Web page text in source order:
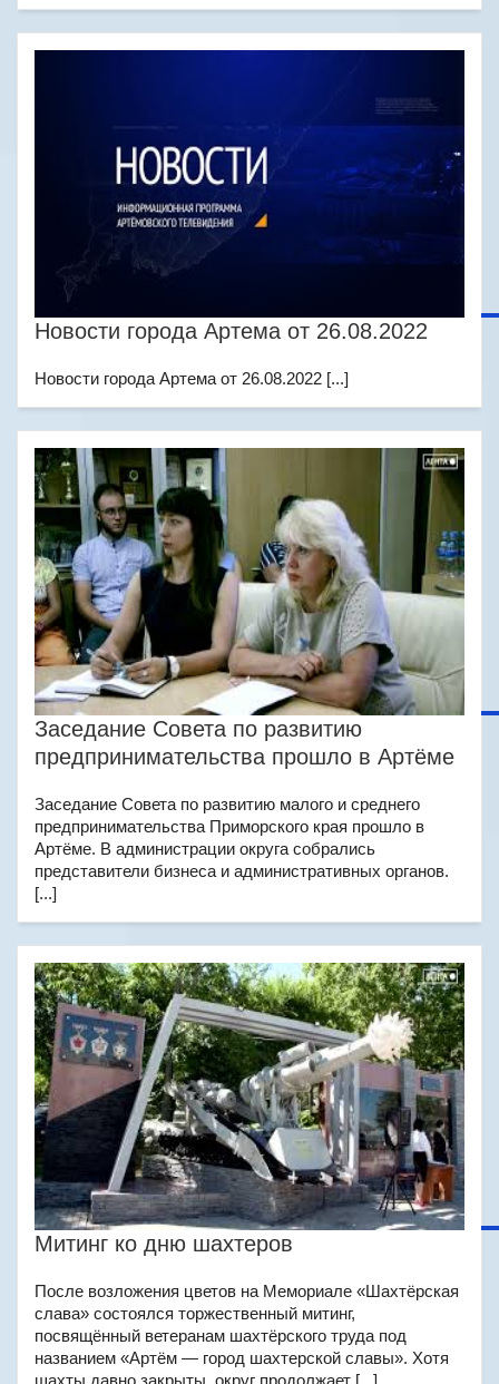
Новости города Артема от 26.08.2022
Новости города Артема от 26.08.2022 [...]
Заседание Совета по развитию
предпринимательства прошло в Артёме
Заседание Совета по развитию малого и среднего
предпринимательства Приморского края прошло в
Артёме. В администрации округа собрались
представители бизнеса и административных органов.
[...]
Митинг ко дню шахтеров
После возложения цветов на Мемориале «Шахтёрская
слава» состоялся торжественный митинг,
посвящённый ветеранам шахтёрского труда под
названием «Артём — город шахтерской славы». Хотя
шахты давно закрыты, округ продолжает [...]